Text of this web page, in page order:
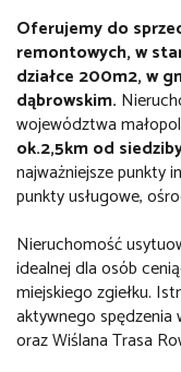
Oferujemy do
remontowych, w
działce 200m2, w
dąbrowskim.
województwa
ok.2,5km od
najważniejsze punkty
punkty usługowe,
Nieruchomość
idealnej dla osób
miejskiego zgiełku.
aktywnego spędzenia
oraz Wiślana Trasa